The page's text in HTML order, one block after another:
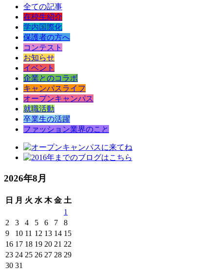
全ての記事
在校生紹介
学内国際化
保護者の方へ
コンテスト
お知らせ
イベント
企業とのコラボ
キャンパスライフ
オープンキャンパス
就職活動
卒業生の活躍
ファッション業界のこと
2026年8月
日 月 火 水 木 金 土
1
2
3 4 5 6 7
8
9
10 11 12 13 14 15
16 17 18 19 20 21 22
23 24 25 26 27 28 29
30 31